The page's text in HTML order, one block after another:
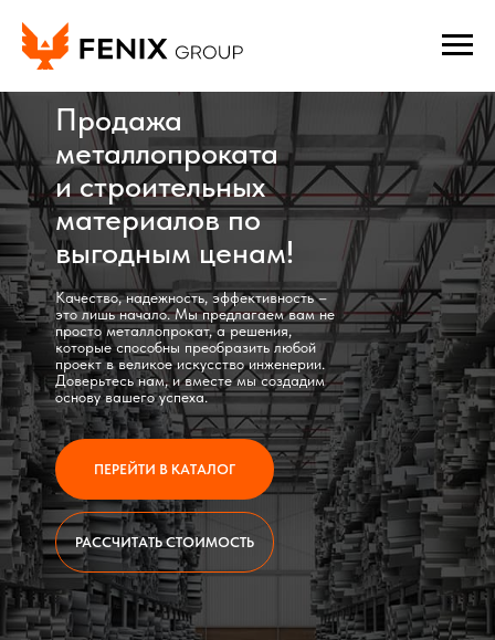
Продажа
металлопроката
и строительных
материалов по
выгодным ценам!
Качество, надежность, эффективность –
это лишь начало. Мы предлагаем вам не
просто металлопрокат, а решения,
которые способны преобразить любой
проект в великое искусство инженерии.
Доверьтесь нам, и вместе мы создадим
основу вашего успеха.
ПЕРЕЙТИ В КАТАЛОГ
РАССЧИТАТЬ СТОИМОСТЬ